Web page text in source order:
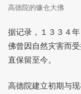
高德院的镰仓大佛
据记录，１３３４
佛曾因自然灾害而
直保留至今。
高德院建立初期与